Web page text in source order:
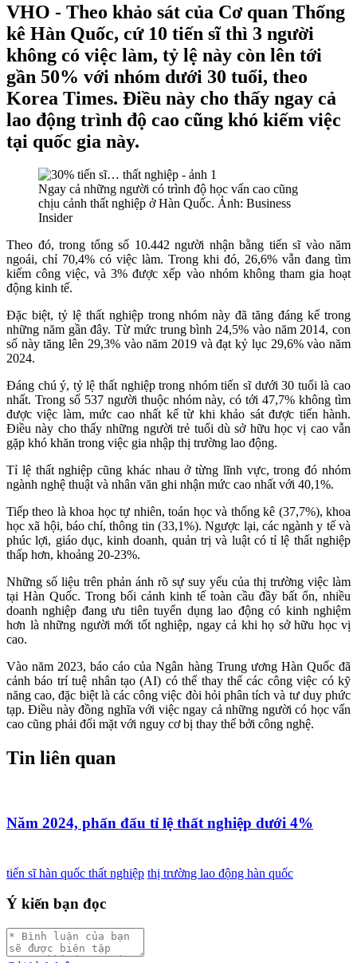
VHO - Theo khảo sát của Cơ quan Thống
kê Hàn Quốc, cứ 10 tiến sĩ thì 3 người
không có việc làm, tỷ lệ này còn lên tới
gần 50% với nhóm dưới 30 tuổi, theo
Korea Times. Điều này cho thấy ngay cả
lao động trình độ cao cũng khó kiếm việc
tại quốc gia này.
Ngay cả những người có trình độ học vấn cao cũng
chịu cảnh thất nghiệp ở Hàn Quốc. Ảnh: Business
Insider
Theo đó, trong tổng số 10.442 người nhận bằng tiến sĩ vào năm
ngoái, chỉ 70,4% có việc làm. Trong khi đó, 26,6% vẫn đang tìm
kiếm công việc, và 3% được xếp vào nhóm không tham gia hoạt
động kinh tế.
Đặc biệt, tỷ lệ thất nghiệp trong nhóm này đã tăng đáng kể trong
những năm gần đây. Từ mức trung bình 24,5% vào năm 2014, con
số này tăng lên 29,3% vào năm 2019 và đạt kỷ lục 29,6% vào năm
2024.
Đáng chú ý, tỷ lệ thất nghiệp trong nhóm tiến sĩ dưới 30 tuổi là cao
nhất. Trong số 537 người thuộc nhóm này, có tới 47,7% không tìm
được việc làm, mức cao nhất kể từ khi khảo sát được tiến hành.
Điều này cho thấy những người trẻ tuổi dù sở hữu học vị cao vẫn
gặp khó khăn trong việc gia nhập thị trường lao động.
Tỉ lệ thất nghiệp cũng khác nhau ở từng lĩnh vực, trong đó nhóm
ngành nghệ thuật và nhân văn ghi nhận mức cao nhất với 40,1%.
Tiếp theo là khoa học tự nhiên, toán học và thống kê (37,7%), khoa
học xã hội, báo chí, thông tin (33,1%). Ngược lại, các ngành y tế và
phúc lợi, giáo dục, kinh doanh, quản trị và luật có tỉ lệ thất nghiệp
thấp hơn, khoảng 20-23%.
Những số liệu trên phản ánh rõ sự suy yếu của thị trường việc làm
tại Hàn Quốc. Trong bối cảnh kinh tế toàn cầu đầy bất ổn, nhiều
doanh nghiệp đang ưu tiên tuyển dụng lao động có kinh nghiệm
hơn là những người mới tốt nghiệp, ngay cả khi họ sở hữu học vị
cao.
Vào năm 2023, báo cáo của Ngân hàng Trung ương Hàn Quốc đã
cảnh báo trí tuệ nhân tạo (AI) có thể thay thế các công việc có kỹ
năng cao, đặc biệt là các công việc đòi hỏi phân tích và tư duy phức
tạp. Điều này đồng nghĩa với việc ngay cả những người có học vấn
cao cũng phải đối mặt với nguy cơ bị thay thế bởi công nghệ.
Tin liên quan
Năm 2024, phấn đấu tỉ lệ thất nghiệp dưới 4%
tiến sĩ hàn quốc thất nghiệp thị trường lao động hàn quốc
Ý kiến bạn đọc